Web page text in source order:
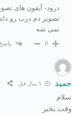
درود- آیفون های
تصویر دم درب رو
نمی شه
0
حمید
سلام
وقت بخیر